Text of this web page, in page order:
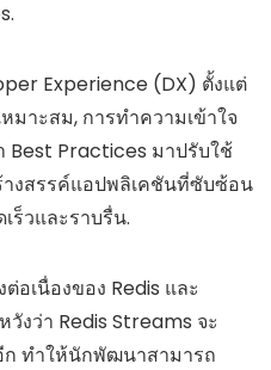
Experience (DX) ตั้งแต่
มาะสม, การทำความเข้าใจ
Best Practices มาปรับใช้
งสรรค์แอปพลิเคชันที่ซับซ้อน
ร็วและราบรื่น.
อเนื่องของ Redis และ
งว่า Redis Streams จะ
ทำให้นักพัฒนาสามารถ